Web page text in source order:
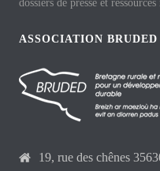
dossiers de presse et
ASSOCIATION BRUDED
19, rue des chênes